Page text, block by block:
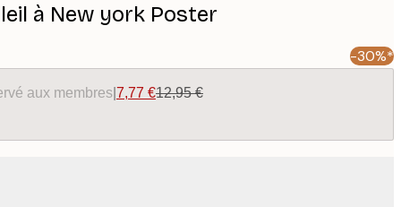
à New york Poster
-30%*
aux membres 7,77 €12,95 €